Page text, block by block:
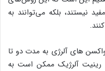
نیستند، بلکه می‌توانند به
های آلرژی به مدت دو تا
رینیت آلرژیک ممکن است به